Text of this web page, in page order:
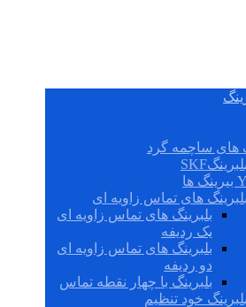
های ساچمه گرد
بلبرینگSKF
Y بیرینگ ها
بلبرینگ های تماس زاویه ای
بلبرینگ های تماس زاویه ای
یک ردیفه
بلبرینگ های تماس زاویه ای
دو ردیفه
بلبرینگ با چهار نقطه تماس
بلبرینگ خود تنظیم